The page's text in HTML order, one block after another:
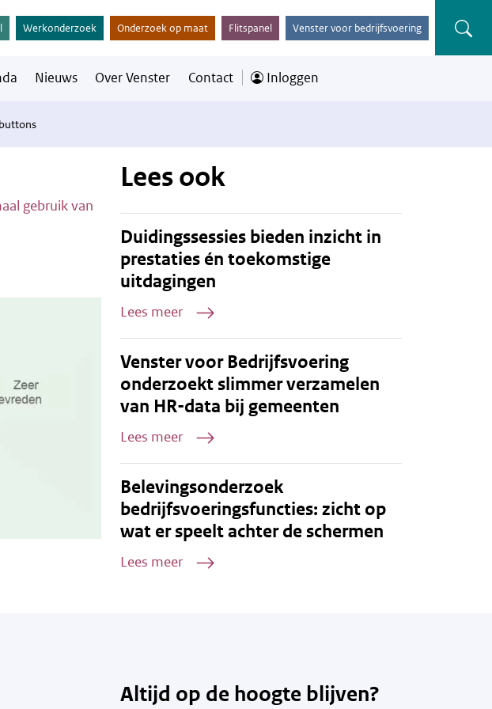
Werkonderzoek Onderzoek op maat Flitspanel Venster voor bedrijfsvoering
Nieuws Over Venster Contact Inloggen
gebruik van
Lees ook
Duidingssessies bieden inzicht in
prestaties én toekomstige
uitdagingen
Lees meer
Venster voor Bedrijfsvoering
onderzoekt slimmer verzamelen
van HR-data bij gemeenten
Lees meer
Belevingsonderzoek
bedrijfsvoeringsfuncties: zicht op
wat er speelt achter de schermen
Lees meer
Altijd op de hoogte blijven?